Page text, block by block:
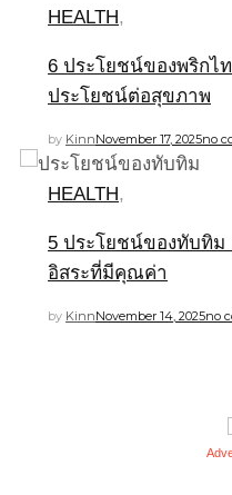
HEALTH,
6 ประโยชน์ของพริกไ
ประโยชน์ต่อสุขภาพ
by KinnNovember 17, 2025no
HEALTH,
5 ประโยชน์ของทับทิ
อิสระที่มีคุณค่า
by KinnNovember 14, 2025no